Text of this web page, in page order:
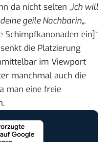
da nicht selten „ich will
geile Nachbarin„,
Schimpfkanonaden ein]“
die Platzierung
im Viewport
manchmal auch die
man eine freie